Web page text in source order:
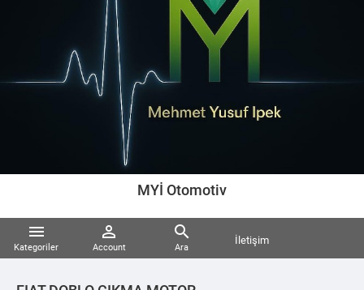
MYİ Otomotiv

Kategoriler

Account

Ara
İletişim